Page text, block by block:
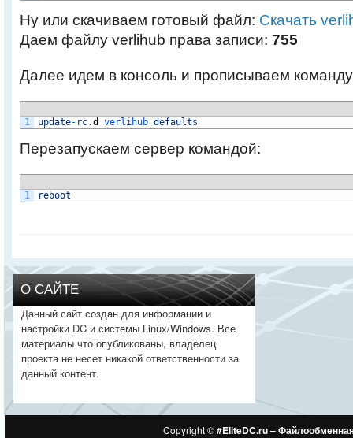
Ну или скачиваем готовый файл: Скачать
Даем файлу verlihub права записи: 755
Далее идем в консоль и прописываем
1 update- rc.d verlihub defaults
Перезапускаем сервер командой:
1 reboot
О САЙТЕ
Данный сайт создан для информации и
настройки DC и системы Linux/Windows. Все
материалы что опубликованы, владелец
проекта не несет никакой ответственности за
данный контент.
Copyright ©#EliteDC.ru –